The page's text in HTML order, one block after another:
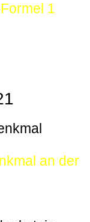
1
an der